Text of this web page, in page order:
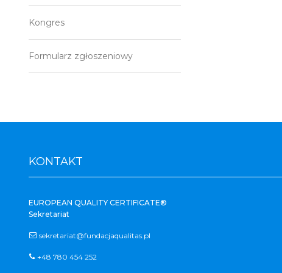
Kongres
Formularz zgłoszeniowy
KONTAKT
EUROPEAN QUALITY CERTIFICATE®
Sekretariat
sekretariat@fundacjaqualitas.pl
+48 780 454 252